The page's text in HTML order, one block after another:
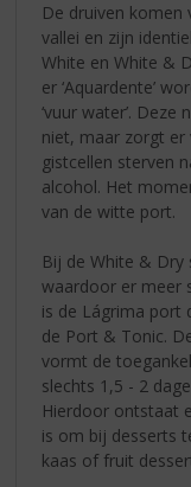
De druiven komen
vallei en zijn
White en White &
er ‘Aquardente’
‘vuur water’.
niet, maar zorgt
gistcellen sterven
alcohol. Het
van de witte port.
Bij de White & Dry
waardoor er meer
is de Lágrima port
de Port & Tonic.
vormt de
slechts 1,5 - 2
Hierdoor ontstaat
is om bij desserts
kaas of fruit